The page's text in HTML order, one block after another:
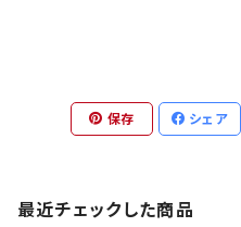
保存 シェア
最近チェックした商品